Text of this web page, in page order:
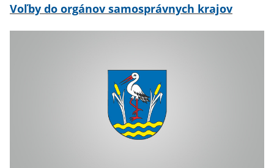
Voľby do orgánov samosprávnych krajov